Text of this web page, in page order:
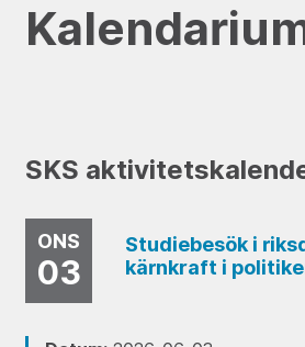
SKS
ONS
03
Studiebesök i
kärnkraft i